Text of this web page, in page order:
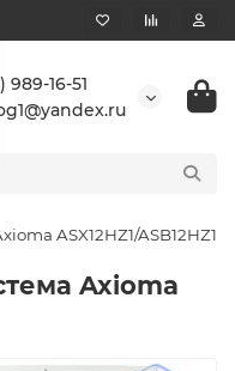
989-16-51
ASX12HZ1/ASB12HZ1
Axioma